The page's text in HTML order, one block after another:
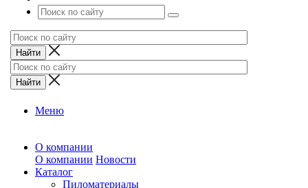
Меню
О компании
О компании Новости
Каталог
Пиломатериалы